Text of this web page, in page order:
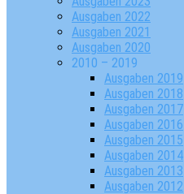
Ausgaben 2022
Ausgaben 2021
Ausgaben 2020
2010 – 2019
Ausgaben 2019
Ausgaben 2018
Ausgaben 2017
Ausgaben 2016
Ausgaben 2015
Ausgaben 2014
Ausgaben 2013
Ausgaben 2012